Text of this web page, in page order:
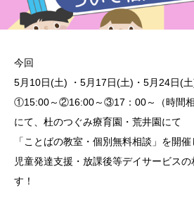
今回
5月10日(土) ・5月17日(土)・5月24日(
①15:00～②16:00～③17：00～（時間相
にて、杜のつぐみ療育園・荒井園にて
「ことばの教室・個別無料相談」を開催
児童発達支援・放課後等デイサービス
す！